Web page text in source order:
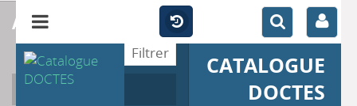
CATALOGUE
DOCTES
affiner
Auteur